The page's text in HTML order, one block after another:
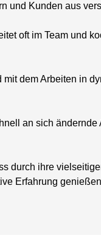
und Kunden aus
oft im Team und
mit dem Arbeiten in
an sich
durch ihre
Erfahrung